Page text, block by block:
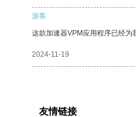
游客
这款加速器VPM应用程序已经为
2024-11-19
友情链接